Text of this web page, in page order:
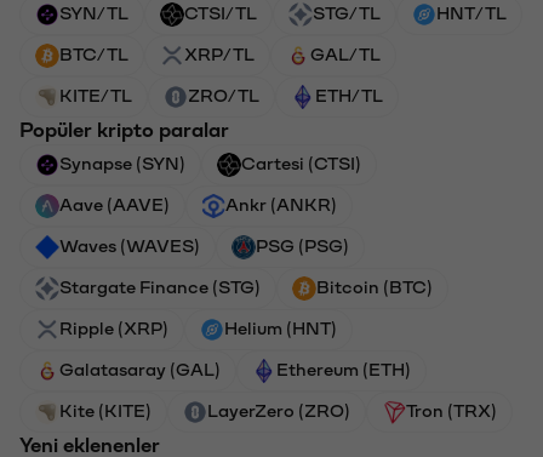
SYN/TL CTSI/TL STG/TL HNT/TL
BTC/TL XRP/TL GAL/TL
KITE/TL ZRO/TL ETH/TL
Popüler kripto paralar
Synapse (SYN) Cartesi (CTSI)
Aave (AAVE) Ankr (ANKR)
Waves (WAVES) PSG (PSG)
Stargate Finance (STG) Bitcoin (BTC)
Ripple (XRP) Helium (HNT)
Galatasaray (GAL) Ethereum (ETH)
Kite (KITE) LayerZero (ZRO) Tron (TRX)
Yeni eklenenler